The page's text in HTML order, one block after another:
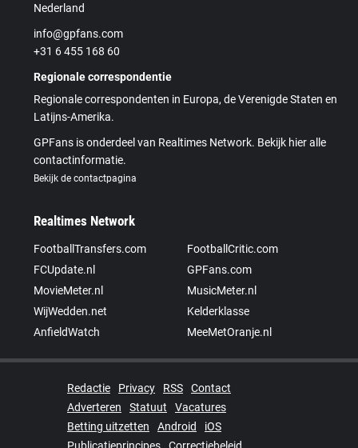
Nederland
info@gpfans.com
+31 6 455 168 60
Regionale correspondentie
Regionale correspondenten in Europa, de Verenigde Staten en
Latijns-Amerika.
GPFans is onderdeel van Realtimes Network. Bekijk hier alle
contactinformatie.
Bekijk de contactpagina
Realtimes Network
FootballTransfers.com
FootballCritic.com
FCUpdate.nl
GPFans.com
MovieMeter.nl
MusicMeter.nl
WijWedden.net
Kelderklasse
AnfieldWatch
MeeMetOranje.nl
Redactie Privacy RSS
Contact
Adverteren
Statuut
Vacatures
Betting uitzetten
Android
iOS
Publicatieprincipes
Correctiebeleid